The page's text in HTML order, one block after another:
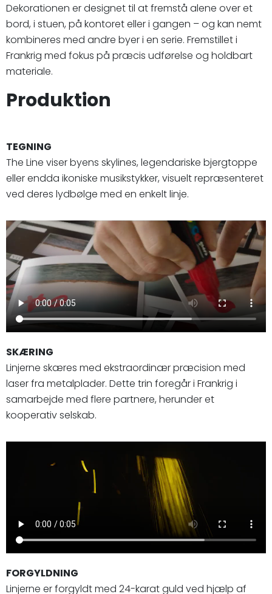
Dekorationen er designet til at fremstå alene over et
bord, i stuen, på kontoret eller i gangen – og kan nemt
kombineres med andre byer i en serie. Fremstillet i
Frankrig med fokus på præcis udførelse og holdbart
materiale.
Produktion
TEGNING
The Line viser byens skylines, legendariske bjergtoppe
eller endda ikoniske musikstykker, visuelt repræsenteret
ved deres lydbølge med en enkelt linje.
SKÆRING
Linjerne skæres med ekstraordinær præcision med
laser fra metalplader. Dette trin foregår i Frankrig i
samarbejde med flere partnere, herunder et
kooperativ selskab.
FORGYLDNING
Linjerne er forgyldt med 24-karat guld ved hjælp af